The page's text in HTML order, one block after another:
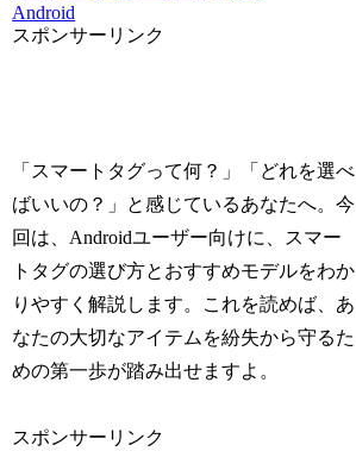
Android
スポンサーリンク
「スマートタグって何？」「どれを選べ
ばいいの？」と感じているあなたへ。今
回は、Androidユーザー向けに、スマー
トタグの選び方とおすすめモデルをわか
りやすく解説します。これを読めば、あ
なたの大切なアイテムを紛失から守るた
めの第一歩が踏み出せますよ。
スポンサーリンク